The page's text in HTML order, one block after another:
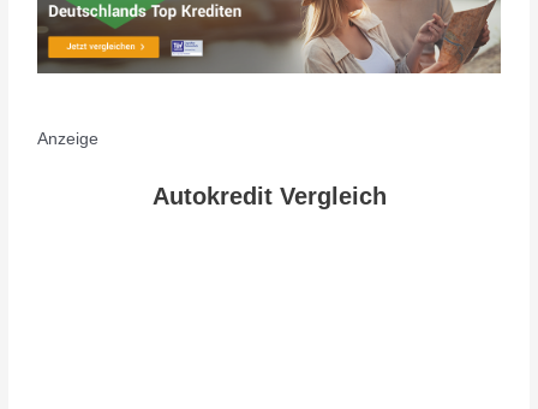
Anzeige
Autokredit Vergleich